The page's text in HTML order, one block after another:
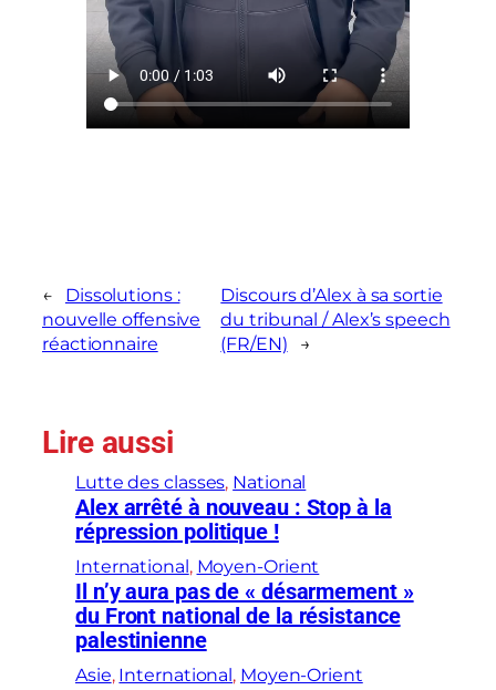
←
Dissolutions :
nouvelle offensive
réactionnaire
Discours d’Alex à sa sortie
du tribunal / Alex’s speech
(FR/EN)
→
Lire aussi
Lutte des classes, National
Alex arrêté à nouveau : Stop à la
répression politique !
International, Moyen-Orient
Il n’y aura pas de « désarmement »
du Front national de la résistance
palestinienne
Asie, International, Moyen-Orient